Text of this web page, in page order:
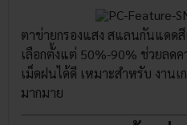
ตาข่ายกรองแสง สแลนกันแดดสี
เลือกตั้งแต่ 50%-90% ช่วยลด
เม็ดฝนได้ดี เหมาะสำหรับ งาน
มากมาย